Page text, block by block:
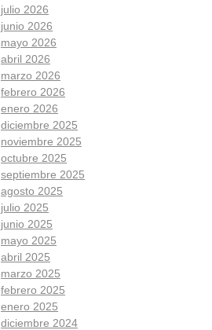
julio 2026
junio 2026
mayo 2026
abril 2026
marzo 2026
febrero 2026
enero 2026
diciembre 2025
noviembre 2025
octubre 2025
septiembre 2025
agosto 2025
julio 2025
junio 2025
mayo 2025
abril 2025
marzo 2025
febrero 2025
enero 2025
diciembre 2024